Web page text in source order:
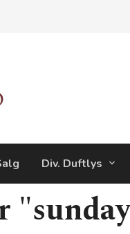
Div. Duftlys